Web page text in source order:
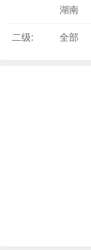
湖南
二级: 全部